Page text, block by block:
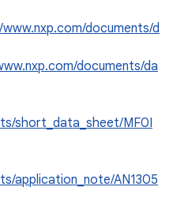
www.nxp.com/documents/d
documents/da
short_data_sheet/MF0I
application_note/AN1305